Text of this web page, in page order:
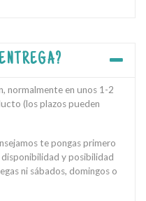
normalmente en unos 1-2
(los plazos pueden
te pongas primero
y posibilidad
ni sábados, domingos o